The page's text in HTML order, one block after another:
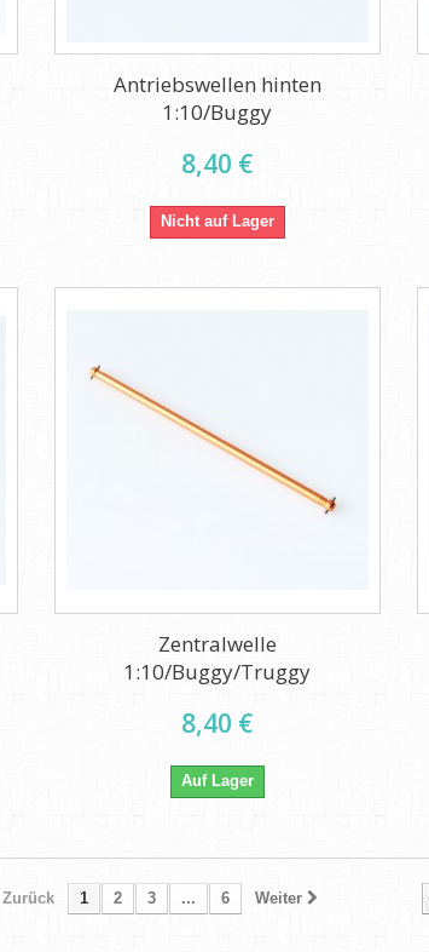
Antriebswellen hinten
1:10/Buggy
8,40 €
Nicht auf Lager
Zentralwelle
1:10/Buggy/Truggy
8,40 €
Auf Lager
Zurück 1 2 3 ... 6 Weiter